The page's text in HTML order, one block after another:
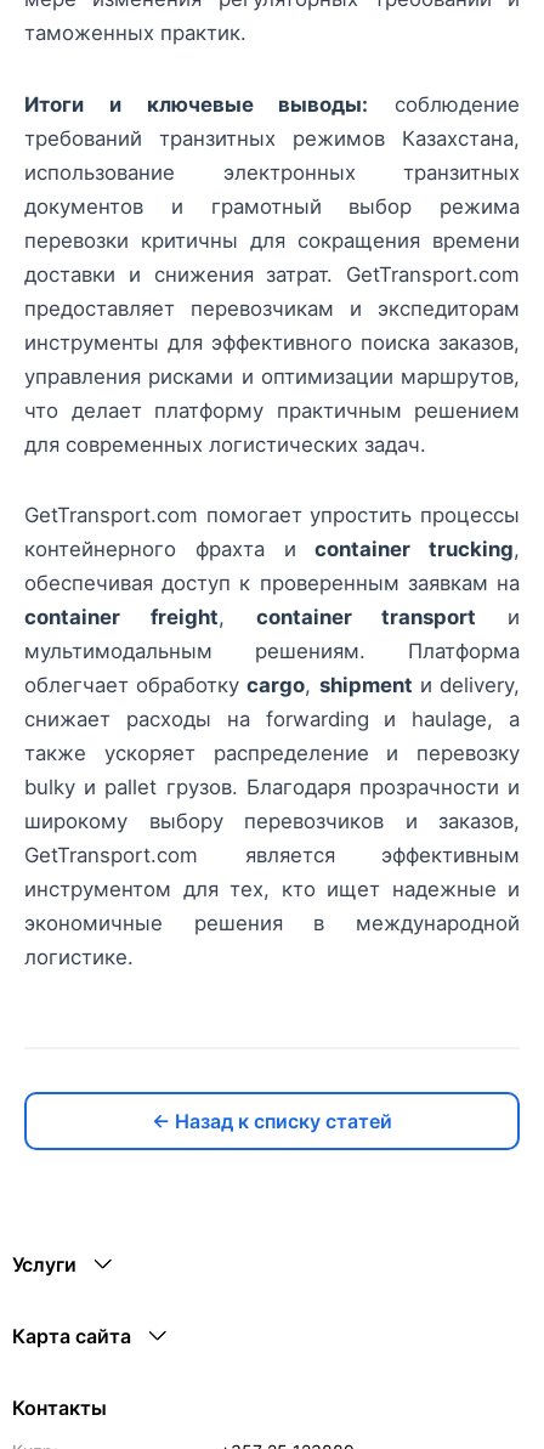
таможенных практик.
Итоги и ключевые выводы: соблюдение
требований транзитных режимов Казахстана,
использование электронных транзитных
документов и грамотный выбор режима
перевозки критичны для сокращения времени
доставки и снижения затрат. GetTransport.com
предоставляет перевозчикам и экспедиторам
инструменты для эффективного поиска заказов,
управления рисками и оптимизации маршрутов,
что делает платформу практичным решением
для современных логистических задач.
GetTransport.com помогает упростить процессы
контейнерного фрахта иcontainer trucking,
обеспечивая доступ к проверенным заявкам на
container freight, container transport и
мультимодальным решениям. Платформа
облегчает обработкуcargo, shipment и delivery,
снижает расходы на forwarding и haulage, а
также ускоряет распределение и перевозку
bulky и pallet грузов. Благодаря прозрачности и
широкому выбору перевозчиков и заказов,
GetTransport.com является эффективным
инструментом для тех, кто ищет надежные и
экономичные решения в международной
логистике.
← Назад к списку статей
Услуги
Карта сайта
Контакты